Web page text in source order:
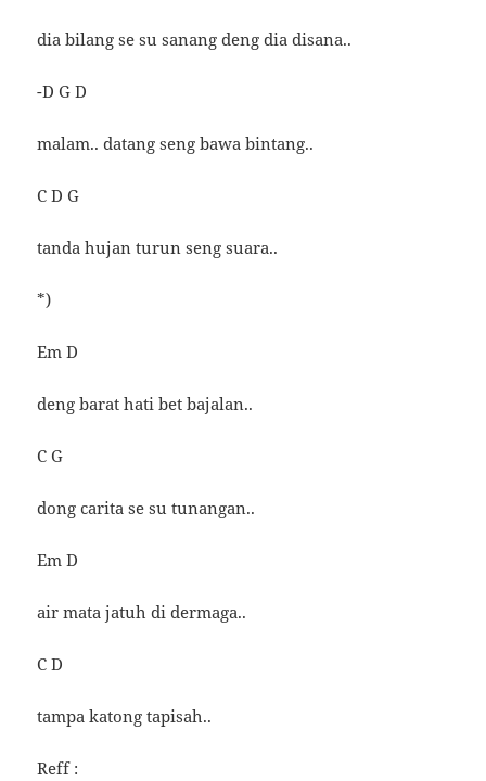
dia bilang se su sanang deng dia disana..
-D G D
malam.. datang seng bawa bintang..
C D G
tanda hujan turun seng suara..
*)
Em D
deng barat hati bet bajalan..
C G
dong carita se su tunangan..
Em D
air mata jatuh di dermaga..
C D
tampa katong tapisah..
Reff :